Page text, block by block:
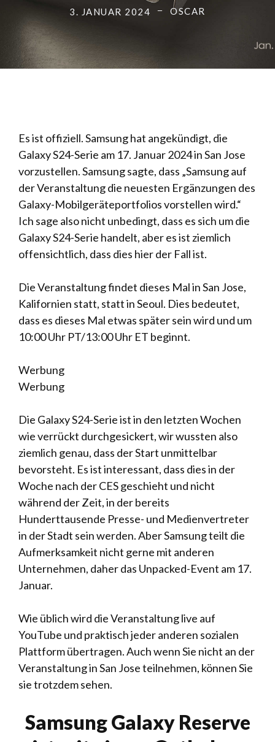
3. JANUAR 2024 OSCAR
Es ist offiziell. Samsung hat angekündigt, die
Galaxy S24-Serie am 17. Januar 2024 in San Jose
vorzustellen. Samsung sagte, dass „Samsung auf
der Veranstaltung die neuesten Ergänzungen des
Galaxy-Mobilgeräteportfolios vorstellen wird.“
Ich sage also nicht unbedingt, dass es sich um die
Galaxy S24-Serie handelt, aber es ist ziemlich
offensichtlich, dass dies hier der Fall ist.
Die Veranstaltung findet dieses Mal in San Jose,
Kalifornien statt, statt in Seoul. Dies bedeutet,
dass es dieses Mal etwas später sein wird und um
10:00 Uhr PT/13:00 Uhr ET beginnt.
Werbung
Werbung
Die Galaxy S24-Serie ist in den letzten Wochen
wie verrückt durchgesickert, wir wussten also
ziemlich genau, dass der Start unmittelbar
bevorsteht. Es ist interessant, dass dies in der
Woche nach der CES geschieht und nicht
während der Zeit, in der bereits
Hunderttausende Presse- und Medienvertreter
in der Stadt sein werden. Aber Samsung teilt die
Aufmerksamkeit nicht gerne mit anderen
Unternehmen, daher das Unpacked-Event am 17.
Januar.
Wie üblich wird die Veranstaltung live auf
YouTube und praktisch jeder anderen sozialen
Plattform übertragen. Auch wenn Sie nicht an der
Veranstaltung in San Jose teilnehmen, können Sie
sie trotzdem sehen.
Samsung Galaxy Reserve